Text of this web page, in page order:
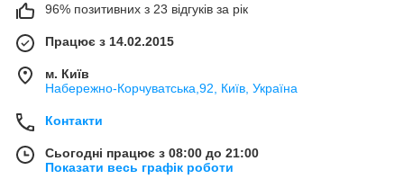
96% позитивних з 23 відгуків за рік
Працює з 14.02.2015
м. Київ
Набережно-Корчуватська,92, Київ, Україна
Контакти
Сьогодні працює з 08:00 до 21:00
Показати весь графік роботи